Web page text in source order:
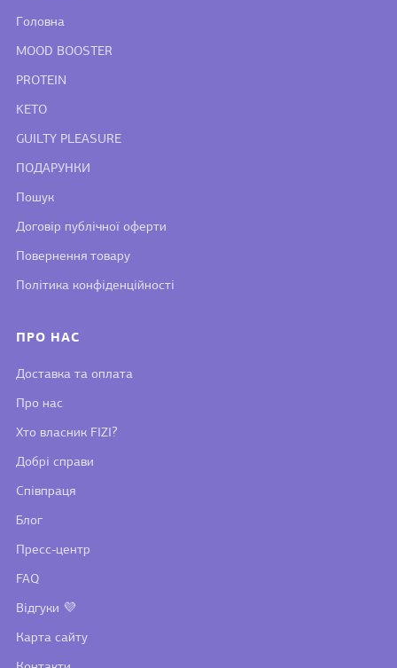
Головна
MOOD BOOSTER
PROTEIN
KETO
GUILTY PLEASURE
ПОДАРУНКИ
Пошук
Договір публічної оферти
Повернення товару
Політика конфіденційності
ПРО НАС
Доставка та оплата
Про нас
Хто власник FIZI?
Добрі справи
Співпраця
Блог
Пресс-центр
FAQ
Відгуки 💜
Карта сайту